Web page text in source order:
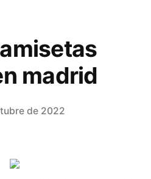
madrid
de 2022